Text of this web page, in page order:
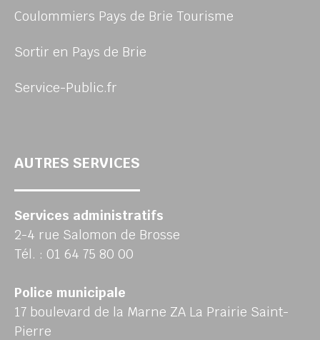
Coulommiers Pays de Brie Tourisme
Sortir en Pays de Brie
Service-Public.fr
AUTRES SERVICES
Services administratifs
2-4 rue Salomon de Brosse
Tél. : 01 64 75 80 00
Police municipale
17 boulevard de la Marne ZA La Prairie Saint-
Pierre